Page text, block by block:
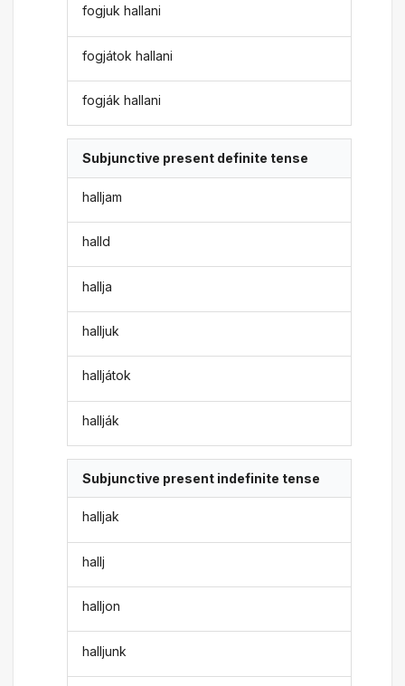
fogjuk hallani
fogjátok hallani
fogják hallani
Subjunctive present definite tense
halljam
halld
hallja
halljuk
halljátok
hallják
Subjunctive present indefinite tense
halljak
hallj
halljon
halljunk